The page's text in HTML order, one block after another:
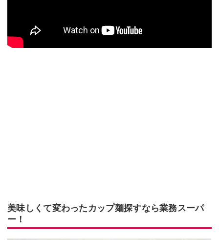
美味しくて変わったカップ麺探すなら業務スーパ
ー！